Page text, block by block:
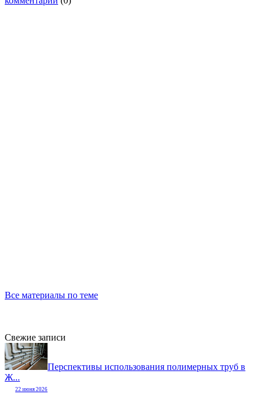
Все материалы по теме
Свежие записи
Перспективы использования полимерных труб в
Ж...
22 июня 2026